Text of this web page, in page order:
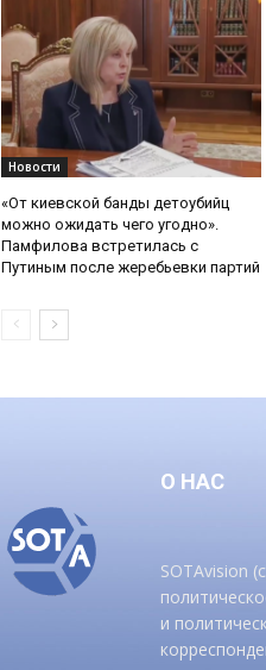
Новости
«От киевской банды детоубийц
можно ожидать чего угодно».
Памфилова встретилась с
Путиным после жеребьевки партий
О НАС
SOTAvision
и